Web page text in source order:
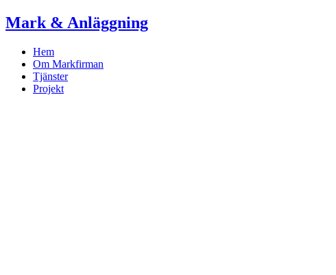
Skip
to
Mark & Anläggning
Hem
Om Markfirman
Tjänster
Projekt